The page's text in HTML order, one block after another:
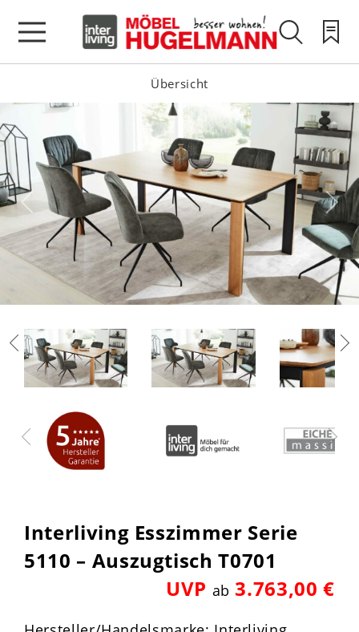
Übersicht
Interliving Esszimmer Serie
5110 – Auszugtisch T0701
UVP ab 3.763,00 €